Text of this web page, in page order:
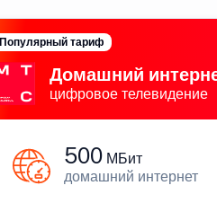
Домашний
цифровое телевидение
Популярный тариф
500 МБит
домашний интернет